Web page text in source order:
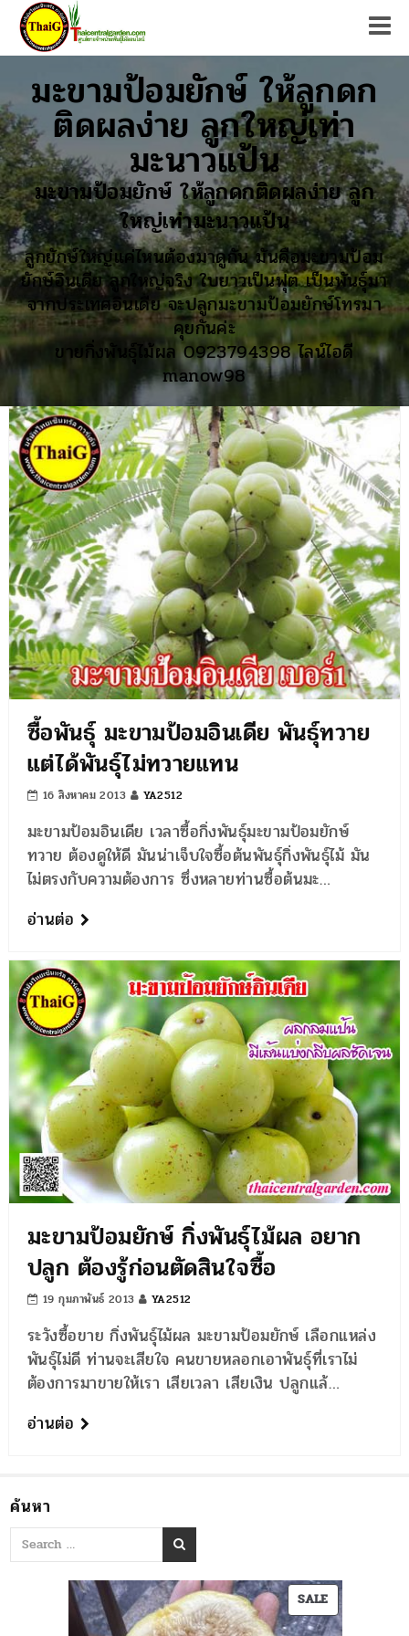
มะขามป้อมยักษ์ ให้ลูกดก
ติดผลง่าย ลูกใหญ่เท่า
มะนาวแป้น
มะขามป้อมยักษ์ ให้ลูกดกติดผลง่าย ลูก
ใหญ่เท่ามะนาวแป้น
ลูกยักษ์ใหญ่แค่ไหนต้องมาดูกัน มันคือมะขามป้อม
ยักษ์อินเดีย ลูกใหญ่จริง ใบยาวเป็นฟุต เป็นพันธุ์มา
จากประเทศอินเดีย จะปลูกมะขามป้อมยักษ์โทรมา
คุยกันค่ะ
ขายกิ่งพันธุ์ไม้ผล 0923794398 ไลน์ไอดี
manow98
ซื้อพันธุ์ มะขามป้อมอินเดีย พันธุ์ทวาย
แต่ได้พันธุ์ไม่ทวายแทน
16 สิงหาคม 2013 YA2512
มะขามป้อมอินเดีย เวลาซื้อกิ่งพันธุ์มะขามป้อมยักษ์
ทวาย ต้องดูให้ดี มันน่าเจ็บใจซื้อต้นพันธุ์กิ่งพันธุ์ไม้ มัน
ไม่ตรงกับความต้องการ ซึ่งหลายท่านซื้อต้นมะ…
อ่านต่อ
มะขามป้อมยักษ์ กิ่งพันธุ์ไม้ผล อยาก
ปลูก ต้องรู้ก่อนตัดสินใจซื้อ
19 กุมภาพันธ์ 2013 YA2512
ระวังซื้อขาย กิ่งพันธุ์ไม้ผล มะขามป้อมยักษ์ เลือกแหล่ง
พันธุ์ไม่ดี ท่านจะเสียใจ คนขายหลอกเอาพันธุ์ที่เราไม่
ต้องการมาขายให้เรา เสียเวลา เสียเงิน ปลูกแล้…
อ่านต่อ
ค้นหา
SALEPRODUCT
ON